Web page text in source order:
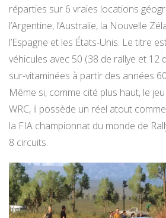
réparties sur 6 vraies locations
l’Argentine, l’Australie, la Nouvelle
l’Espagne et les États-Unis. Le titre
véhicules avec 50 (38 de rallye et 12
sur-vitaminées à partir des années
Même si, comme cité plus haut, le
WRC, il possède un réel atout
la FIA championnat du monde de
8 circuits.